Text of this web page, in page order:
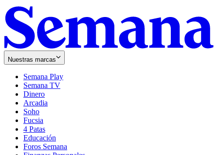
Nuestras marcas
Semana Play
Semana TV
Dinero
Arcadia
Soho
in
new
window
Fucsia
in
new
window
4 Patas
Educación
Foros Semana